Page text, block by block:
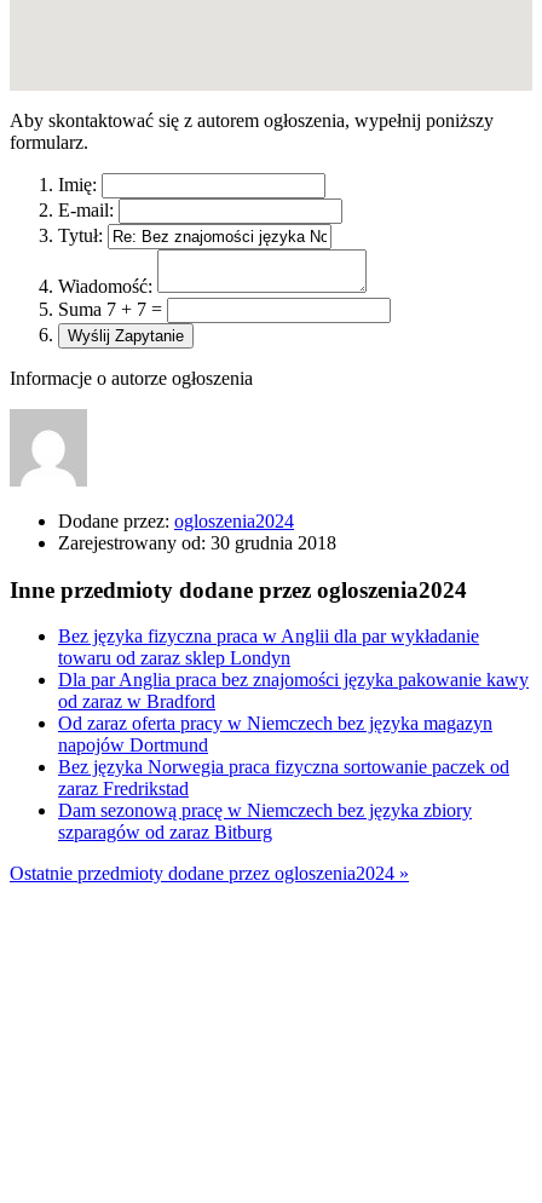
Aby skontaktować się z autorem ogłoszenia, wypełnij poniższy
formularz.
Imię:
E-mail:
Tytuł:
Wiadomość:
Suma 7 + 7 =
Informacje o autorze ogłoszenia
Dodane przez: ogloszenia2024
Zarejestrowany od: 30 grudnia 2018
Inne przedmioty dodane przez ogloszenia2024
Bez języka fizyczna praca w Anglii dla par wykładanie
towaru od zaraz sklep Londyn
Dla par Anglia praca bez znajomości języka pakowanie kawy
od zaraz w Bradford
Od zaraz oferta pracy w Niemczech bez języka magazyn
napojów Dortmund
Bez języka Norwegia praca fizyczna sortowanie paczek od
zaraz Fredrikstad
Dam sezonową pracę w Niemczech bez języka zbiory
szparagów od zaraz Bitburg
Ostatnie przedmioty dodane przez ogloszenia2024 »